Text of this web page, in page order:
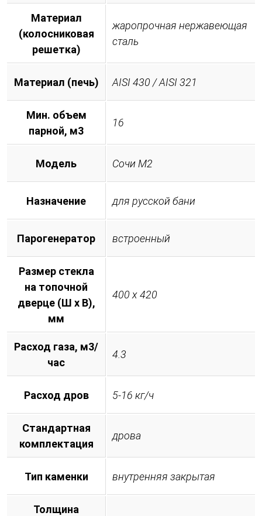
Материал
(колосниковая
решетка)
жаропрочная нержавеющая
сталь
Материал (печь) AISI 430 / AISI 321
Мин. объем
парной, м3
16
Модель Сочи М2
Назначение для русской бани
Парогенератор встроенный
Размер стекла
на топочной
дверце (Ш х В),
мм
400 х 420
Расход газа, м3/
час
4.3
Расход дров 5-16 кг/ч
Стандартная
комплектация
дрова
Тип каменки внутренняя закрытая
Толщина